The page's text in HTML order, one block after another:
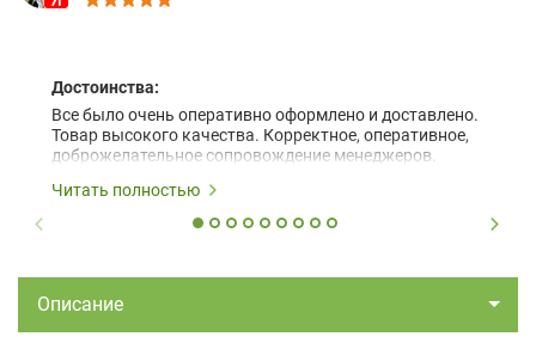
Достоинства:
Все было очень оперативно оформлено и доставлено.
Товар высокого качества. Корректное, оперативное,
доброжелательное сопровождение менеджеров.
Читать полностью
Описание